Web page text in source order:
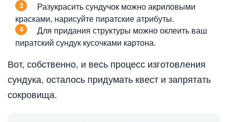
Разукрасить сундучок можно акриловыми
красками, нарисуйте пиратские атрибуты.
Для придания структуры можно оклеить ваш
пиратский сундук кусочками картона.
Вот, собственно, и весь процесс изготовления
сундука, осталось придумать квест и запрятать
сокровища.